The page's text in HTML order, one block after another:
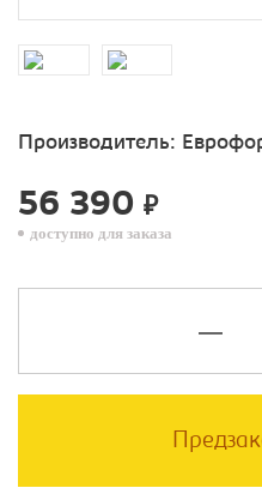
Производитель:
56 390 ₽
доступно для заказа